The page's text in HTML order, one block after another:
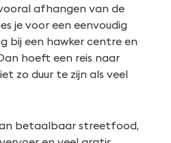
afhangen van de
je voor een eenvoudig
bij een hawker centre en
hoeft een reis naar
zo duur te zijn als veel
betaalbaar streetfood,